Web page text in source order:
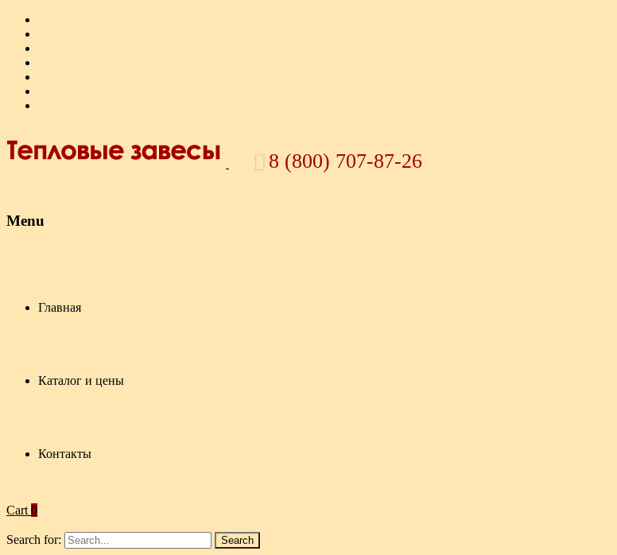
8 (800) 707-87-26
Menu
Главная
Каталог и цены
Контакты
Cart 0
Search for: